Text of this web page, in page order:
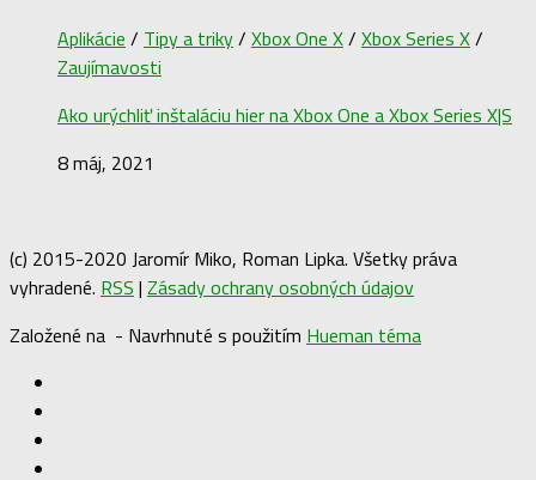
Aplikácie / Tipy a triky/ Xbox One X/ Xbox Series X/
Zaujímavosti
Ako urýchliť inštaláciu hier na Xbox One a Xbox Series X|S
8 máj, 2021
(c) 2015-2020 Jaromír Miko, Roman Lipka. Všetky práva
vyhradené. RSS | Zásady ochrany osobných údajov
Založené na - Navrhnuté s použitím Hueman téma